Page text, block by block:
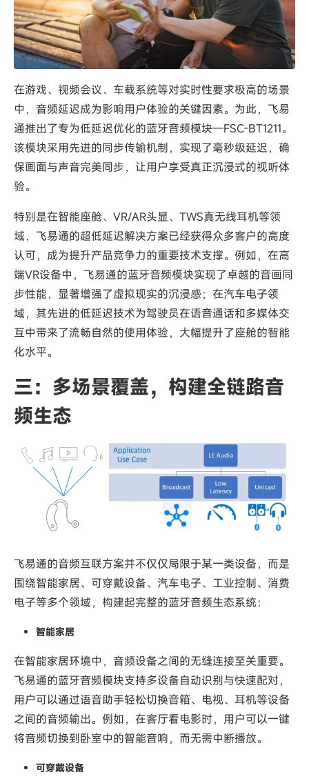
在游戏、视频会议、车载系统等对实时性要求极高的场景
中，音频延迟成为影响用户体验的关键因素。为此，飞易
通推出了专为低延迟优化的蓝牙音频模块—FSC-BT1211。
该模块采用先进的同步传输机制，实现了毫秒级延迟，确
保画面与声音完美同步，让用户享受真正沉浸式的视听体
验。
特别是在智能座舱、VR/AR头显、TWS真无线耳机等领
域，飞易通的超低延迟解决方案已经获得众多客户的高度
认可，成为提升产品竞争力的重要技术支撑。例如，在高
端VR设备中，飞易通的蓝牙音频模块实现了卓越的音画同
步性能，显著增强了虚拟现实的沉浸感；在汽车电子领
域，其先进的低延迟技术为驾驶员在语音通话和多媒体交
互中带来了流畅自然的使用体验，大幅提升了座舱的智能
化水平。
三：多场景覆盖，构建全链路音
频生态
飞易通的音频互联方案并不仅仅局限于某一类设备，而是
围绕智能家居、可穿戴设备、汽车电子、工业控制、消费
电子等多个领域，构建起完整的蓝牙音频生态系统：
智能家居
在智能家居环境中，音频设备之间的无缝连接至关重要。
飞易通的蓝牙音频模块支持多设备自动识别与快速配对，
用户可以通过语音助手轻松切换音箱、电视、耳机等设备
之间的音频输出。例如，在客厅看电影时，用户可以一键
将音频切换到卧室中的智能音响，而无需中断播放。
可穿戴设备